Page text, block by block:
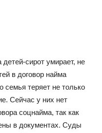
сирот умирает, не
в договор найма
семья теряет не только
Сейчас у них нет
соцнайма, так как
в документах. Суды